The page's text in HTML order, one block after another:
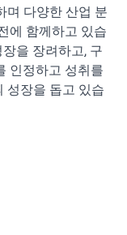
며 다양한 산업 분
에 함께하고 있습
을 장려하고, 구
인정하고 성취를
성장을 돕고 있습